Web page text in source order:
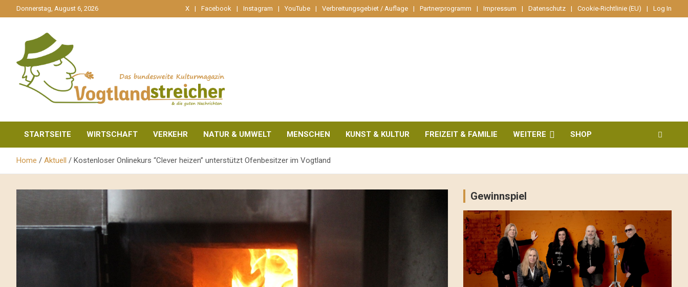
zum
Donnerstag, August 6, 2026 X Facebook Instagram YouTube Verbreitungsgebiet / Auflage Partnerprogramm Impressum Datenschutz Cookie-Richtlinie (EU) Log In
Vogtlandstreicher
STARTSEITE WIRTSCHAFT VERKEHR NATUR & UMWELT MENSCHEN KUNST & KULTUR FREIZEIT & FAMILIE WEITERE SHOP
Home Aktuell Kostenloser Onlinekurs “Clever heizen” unterstützt Ofenbesitzer im Vogtland
Gewinnspiel